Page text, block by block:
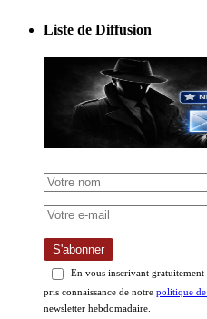
S'abonner
En vous inscrivant gratuitement
pris connaissance de notre
newsletter hebdomadaire.